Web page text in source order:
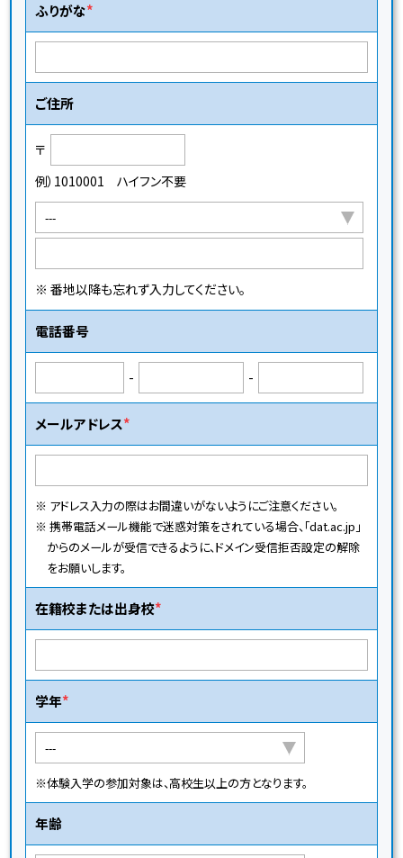
ふりがな
ご住所
〒
例）1010001 ハイフン不要
※ 番地以降も忘れず入力してください。
電話番号
- -
メールアドレス
※ アドレス入力の際はお間違いがないようにご注意ください。
※ 携帯電話メール機能で迷惑対策をされている場合、「dat.ac.jp」
からのメールが受信できるように、ドメイン受信拒否設定の解除
をお願いします。
在籍校または出身校
学年
※体験入学の参加対象は、高校生以上の方となります。
年齢